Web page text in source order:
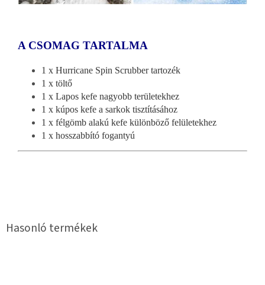
A CSOMAG TARTALMA
1 x Hurricane Spin Scrubber tartozék
1 x töltő
1 x Lapos kefe nagyobb területekhez
1 x kúpos kefe a sarkok tisztításához
1 x félgömb alakú kefe különböző felületekhez
1 x hosszabbító fogantyú